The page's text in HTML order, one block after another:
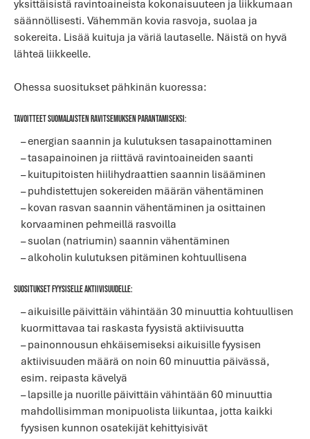
yksittäisistä ravintoaineista kokonaisuuteen ja liikkumaan
säännöllisesti. Vähemmän kovia rasvoja, suolaa ja
sokereita. Lisää kuituja ja väriä lautaselle. Näistä on hyvä
lähteä liikkeelle.
Ohessa suositukset pähkinän kuoressa:
Tavoitteet suomalaisten ravitsemuksen parantamiseksi:
– energian saannin ja kulutuksen tasapainottaminen
– tasapainoinen ja riittävä ravintoaineiden saanti
–kuitupitoisten hiilihydraattien saannin lisääminen
–puhdistettujen sokereiden määrän vähentäminen
– kovan rasvan saannin vähentäminen ja osittainen
korvaaminen pehmeillä rasvoilla
– suolan (natriumin) saannin vähentäminen
–alkoholin kulutuksen pitäminen kohtuullisena
Suositukset fyysiselle aktiivisuudelle:
– aikuisille päivittäin vähintään 30 minuuttia kohtuullisen
kuormittavaa tai raskasta fyysistä aktiivisuutta
– painonnousun ehkäisemiseksi aikuisille fyysisen
aktiivisuuden määrä on noin 60 minuuttia päivässä,
esim. reipasta kävelyä
–lapsille ja nuorille päivittäin vähintään 60 minuuttia
mahdollisimman monipuolista liikuntaa, jotta kaikki
fyysisen kunnon osatekijät kehittyisivät